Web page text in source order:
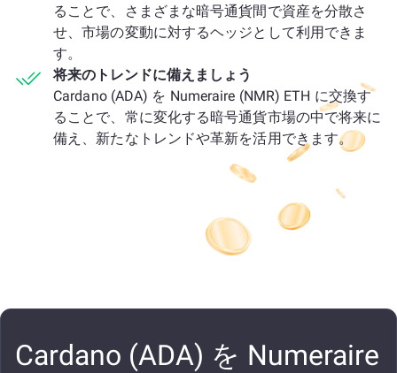
ることで、さまざまな暗号通貨間で資産を分散さ
せ、市場の変動に対するヘッジとして利用できま
す。
将来のトレンドに備えましょう
Cardano (ADA) を Numeraire (NMR) ETH に交換す
ることで、常に変化する暗号通貨市場の中で将来に
備え、新たなトレンドや革新を活用できます。
Cardano (ADA) を Numeraire